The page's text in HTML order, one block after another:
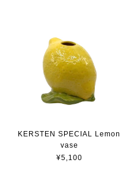
KERSTEN SPECIAL Lemon
vase
¥5,100